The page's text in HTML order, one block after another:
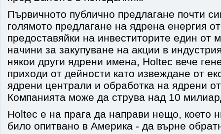
Първичното публично предлагане почти
голямото предлагане на ядрена енергия
предоставяйки на инвеститорите един от
начини за закупуване на акции в
някои други ядрени имена, Holtec вече
приходи от дейности като извеждане от
ядрени централи и обработка на ядрени
Компанията може да струва над 10
Holtec е на прага да направи нещо, което
било опитвано в Америка - да върне